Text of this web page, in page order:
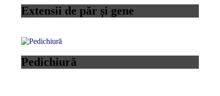
Extensii de păr și gene
Pedichiură